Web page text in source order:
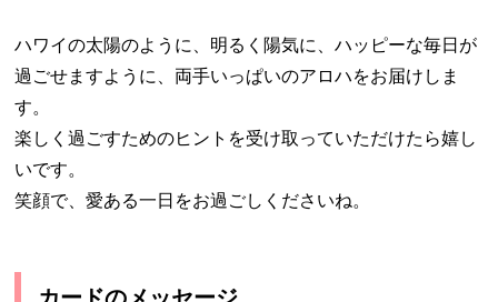
ハワイの太陽のように、明るく陽気に、ハッピーな毎日が
過ごせますように、両手いっぱいのアロハをお届けしま
す。
楽しく過ごすためのヒントを受け取っていただけたら嬉し
いです。
笑顔で、愛ある一日をお過ごしくださいね。